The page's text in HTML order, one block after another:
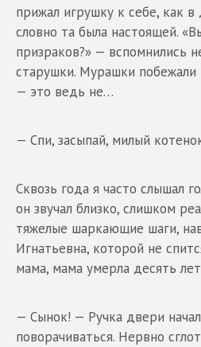
прижал игрушку к себе, как в
словно та была настоящей.
призраков?» — вспомнились
старушки. Мурашки побежали
— это ведь не…
— Спи, засыпай, милый
Сквозь года я часто слышал
он звучал близко, слишком
тяжелые шаркающие шаги,
Игнатьевна, которой не
мама, мама умерла десять
— Сынок! — Ручка двери
поворачиваться. Нервно